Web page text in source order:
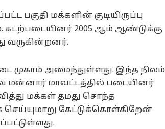
பகுதி மக்களின் குடியிருப்பு
கடற்படையினர் 2005 ஆம் ஆண்டுக்கு
வருகின்றனர்.
முகாம் அமைந்துள்ளது. இந்த நிலம்
மன்னார் மாவட்டத்தில் படையினர்
மக்கள் தமது சொந்த
செய்யுமாறு கேட்டுக்கொள்கிறேன்